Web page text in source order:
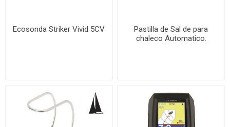
Ecosonda Striker Vivid 5CV
Pastilla de Sal de para
chaleco Automatico.